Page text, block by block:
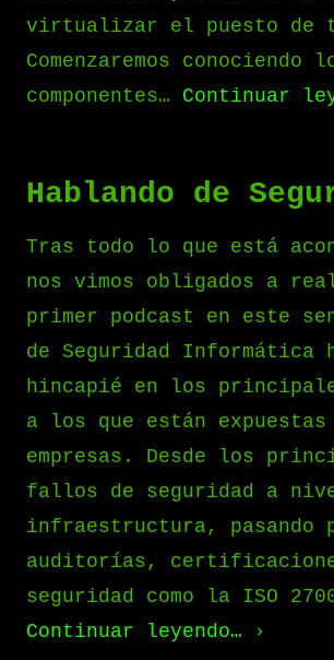
virtualizar el puesto de
Comenzaremos conociendo
componentes…
Continuar
Hablando de
Tras todo lo que está
nos vimos obligados a
primer podcast en este
de Seguridad Informática
hincapié en los
a los que están
empresas. Desde los
fallos de seguridad a
infraestructura, pasando
auditorías,
seguridad como la ISO
Continuar leyendo…